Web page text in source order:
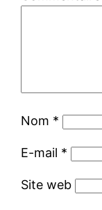
Nom *
E-mail *
Site web